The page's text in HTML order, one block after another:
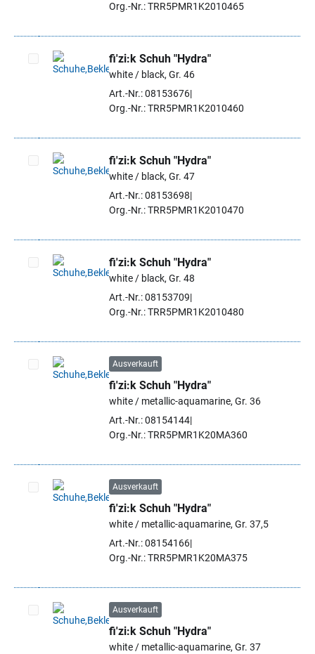
Org.-Nr.: TRR5PMR1K2010465
Artikel auswählen
fi'zi:k Schuh "Hydra"
white / black, Gr. 46
Art.-Nr.: 08153676
Org.-Nr.: TRR5PMR1K2010460
Artikel auswählen
fi'zi:k Schuh "Hydra"
white / black, Gr. 47
Art.-Nr.: 08153698
Org.-Nr.: TRR5PMR1K2010470
Artikel auswählen
fi'zi:k Schuh "Hydra"
white / black, Gr. 48
Art.-Nr.: 08153709
Org.-Nr.: TRR5PMR1K2010480
Artikel auswählen
Ausverkauft
fi'zi:k Schuh "Hydra"
white / metallic-aquamarine, Gr. 36
Art.-Nr.: 08154144
Org.-Nr.: TRR5PMR1K20MA360
Artikel auswählen
Ausverkauft
fi'zi:k Schuh "Hydra"
white / metallic-aquamarine, Gr. 37,5
Art.-Nr.: 08154166
Org.-Nr.: TRR5PMR1K20MA375
Artikel auswählen
Ausverkauft
fi'zi:k Schuh "Hydra"
white / metallic-aquamarine, Gr. 37